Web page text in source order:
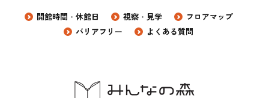
開館時間・休館日 視察・見学
フロアマップ
バリアフリー
よくある質問